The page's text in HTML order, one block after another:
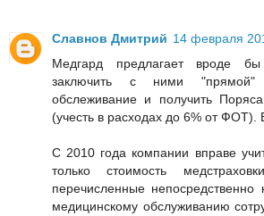
Славнов Дмитрий 14 февраля
Медгард предлагает вроде
заключить с ними
обслеживание и получить
(учесть в расходах до 6% от ФОТ).
С 2010 года компании вправе
только стоимость
перечисленные непосредственно
медицинскому обслуживанию